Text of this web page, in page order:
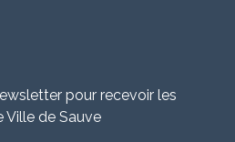
pour recevoir les
Ville de Sauve